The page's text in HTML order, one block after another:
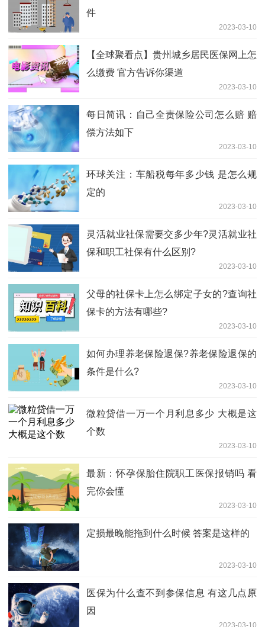
件
2023-03-10
【全球聚看点】贵州城乡居民医保网上怎
么缴费 官方告诉你渠道
2023-03-10
每日简讯：自己全责保险公司怎么赔 赔
偿方法如下
2023-03-10
环球关注：车船税每年多少钱 是怎么规
定的
2023-03-10
​灵活就业社保需要交多少年?灵活就业社
保和职工社保有什么区别?
2023-03-10
父母的社保卡上怎么绑定子女的?查询社
保卡的方法有哪些?
2023-03-10
如何办理养老保险退保?养老保险退保的
条件是什么?
2023-03-10
微粒贷借一万一个月利息多少 大概是这
个数
2023-03-10
最新：怀孕保胎住院职工医保报销吗 看
完你会懂
2023-03-10
定损最晚能拖到什么时候 答案是这样的
2023-03-10
医保为什么查不到参保信息 有这几点原
因
2023-03-10